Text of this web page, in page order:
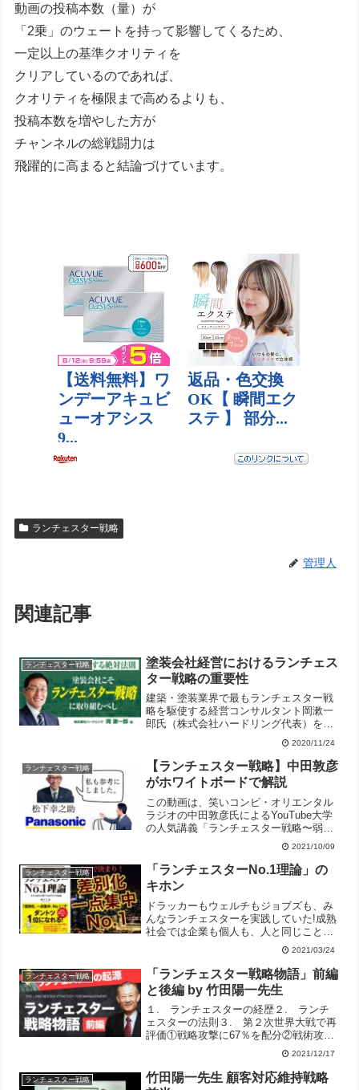
動画の投稿本数（量）が
「2乗」のウェートを持って影響してくるため、
一定以上の基準クオリティを
クリアしているのであれば、
クオリティを極限まで高めるよりも、
投稿本数を増やした方が
チャンネルの総戦闘力は
飛躍的に高まると結論づけています。
ランチェスター戦略
管理人
関連記事
ランチェスター戦略
塗装会社経営におけるランチェス
ター戦略の重要性
建築・塗装業界で最もランチェスター戦
略を駆使する経営コンサルタント岡漱一
郎氏（株式会社ハードリング代表）をゲ
ストに迎え、「コロナ禍などの厳しい市
場環境下で業績を伸ばす地域一番店の法
則」（ランチェスター戦略）について、
塗装・リフォーム業界に特...
2020/11/24
ランチェスター戦略
【ランチェスター戦略】中田敦彦
がホワイトボードで解説
この動画は、笑いコンビ・オリエンタル
ラジオの中田敦彦氏によるYouTube大学
の人気講義「ランチェスター戦略〜弱者
逆転の法則〜（第1部）」の要約解説で
す。「弱者が強者に勝つための法則」と
して知られるランチェスター戦略の歴史
的背景と、強者と弱...
2021/10/09
ランチェスター戦略
「ランチェスターNo.1理論」の
キホン
ドラッカーもウェルチもジョブズも、み
んなランチェスターを実践していた!成熟
社会では企業も個人も、人と同じことを
やっていては生き残れない。ビジネスを
するうえで、どう違いを生み出し、強味
を身につけたらいいのか?そのための考え
方の枠組み、戦略立案...
2021/03/24
ランチェスター戦略
「ランチェスター戦略物語」前編
と後編 by 竹田陽一先生
１. ランチェスターの経歴２. ランチ
ェスターの法則３. 第２次世界大戦で再
評価①戦略攻撃に67％を配分②戦術攻撃
に33％を配分４. 必勝と圧勝の法則
５. オペレイシヨンズ・リサーチの本を
出版６. ランチェスター法則の経営への
応用７. 田岡...
2021/12/17
ランチェスター戦略
竹田陽一先生 顧客対応維持戦略